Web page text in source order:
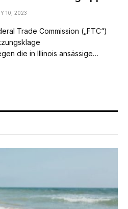
10, 2023
Trade Commission („FTC“)
die in Illinois ansässige…